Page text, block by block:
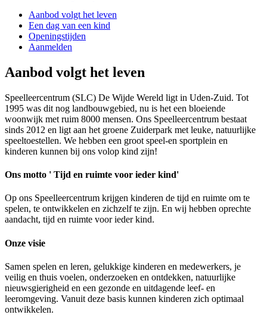
Aanbod volgt het leven
Een dag van een kind
Openingstijden
Aanmelden
Aanbod volgt het leven
Speelleercentrum (SLC) De Wijde Wereld ligt in Uden-Zuid. Tot
1995 was dit nog landbouwgebied, nu is het een bloeiende
woonwijk met ruim 8000 mensen. Ons Speelleercentrum bestaat
sinds 2012 en ligt aan het groene Zuiderpark met leuke, natuurlijke
speeltoestellen. We hebben een groot speel-en sportplein en
kinderen kunnen bij ons volop kind zijn!
Ons motto ' Tijd en ruimte voor ieder kind'
Op ons Speelleercentrum krijgen kinderen de tijd en ruimte om te
spelen, te ontwikkelen en zichzelf te zijn. En wij hebben oprechte
aandacht, tijd en ruimte voor ieder kind.
Onze visie
Samen spelen en leren, gelukkige kinderen en medewerkers, je
veilig en thuis voelen, onderzoeken en ontdekken, natuurlijke
nieuwsgierigheid en een gezonde en uitdagende leef- en
leeromgeving. Vanuit deze basis kunnen kinderen zich optimaal
ontwikkelen.